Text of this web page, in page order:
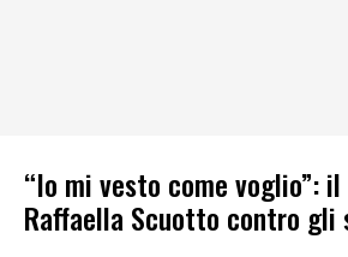
“Io mi vesto come voglio”:
Raffaella Scuotto contro